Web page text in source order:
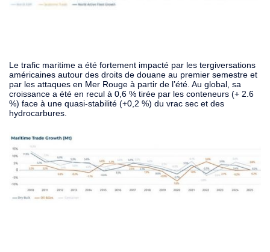
Le trafic maritime a été fortement impacté par les tergiversations
américaines autour des droits de douane au premier semestre et
par les attaques en Mer Rouge à partir de l’été. Au global, sa
croissance a été en recul à 0,6 % tirée par les conteneurs (+ 2.6
%) face à une quasi-stabilité (+0,2 %) du vrac sec et des
hydrocarbures.